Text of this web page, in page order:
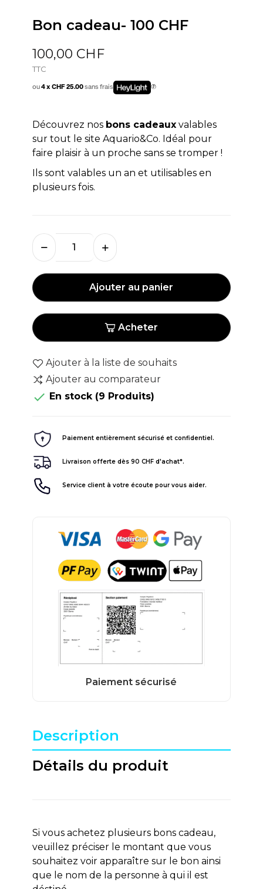
Bon cadeau- 100 CHF
100,00 CHF
TTC
ou4 x CHF 25.00sans frais
Découvrez nos bons cadeauxvalables
sur tout le site Aquario&Co. Idéal pour
faire plaisir à un proche sans se tromper !
Ils sont valables un an et utilisables en
plusieurs fois.
Ajouter au panier
Acheter
Ajouter à la liste de souhaits
Ajouter au comparateur
 En stock (9 Produits)
Paiement entièrement sécurisé et confidentiel.
Livraison offerte dès 90 CHF d'achat*.
Service client à votre écoute pour vous aider.
Description
Détails du produit
Si vous achetez plusieurs bons cadeau,
veuillez préciser le montant que vous
souhaitez voir apparaître sur le bon ainsi
que le nom de la personne à qui il est